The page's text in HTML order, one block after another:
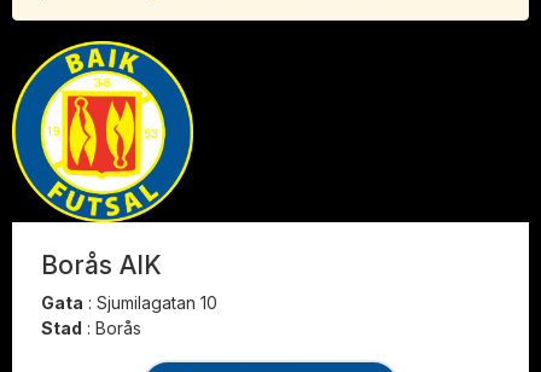
Borås AIK
Gata : Sjumilagatan 10
Stad : Borås